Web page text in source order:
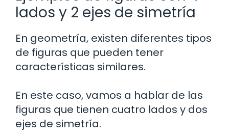
lados y 2 ejes de simetría
En geometría, existen diferentes tipos
de figuras que pueden tener
características similares.
En este caso, vamos a hablar de las
figuras que tienen cuatro lados y dos
ejes de simetría.